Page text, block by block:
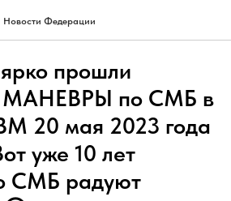
Новости Федерации
прошли
МАНЕВРЫ по СМБ в
20 мая 2023 года
уже 10 лет
СМБ радуют